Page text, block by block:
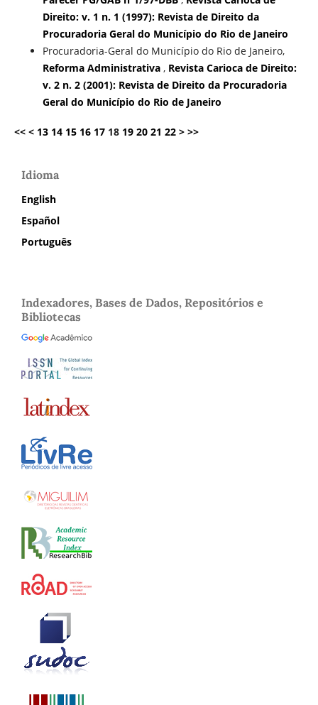
Direito: v. 1 n. 1 (1997): Revista de Direito da
Procuradoria Geral do Município do Rio de Janeiro
Procuradoria-Geral do Município do Rio de Janeiro,
Reforma Administrativa , Revista Carioca de Direito:
v. 2 n. 2 (2001): Revista de Direito da Procuradoria
Geral do Município do Rio de Janeiro
<< < 13 14 15 16 17 18 19 20 21 22 > >>
Idioma
English
Español
Português
Indexadores, Bases de Dados, Repositórios e
Bibliotecas